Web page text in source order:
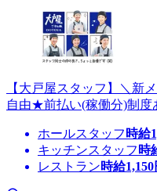
【大戸屋スタッフ】＼新
自由★前払い(稼働分)制度
ホールスタッフ 時給
キッチンスタッフ 時
レストラン時給1,150